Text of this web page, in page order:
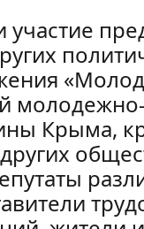
Крыма,